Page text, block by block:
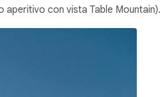
aperitivo con vista Table Mountain).